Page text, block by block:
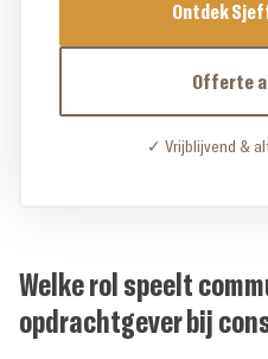
Ontdek
Offerte
✓ Vrijblijvend &
Welke rol speelt
opdrachtgever bij